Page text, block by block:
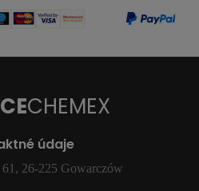
CHEMEX
údaje
26-225 Gowarczów